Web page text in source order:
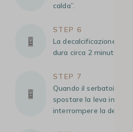
calda”.
STEP 6
La decalcificazione si
dura circa 2 minuti.
STEP 7
Quando il serbatoio
spostare la leva in
interrompere la